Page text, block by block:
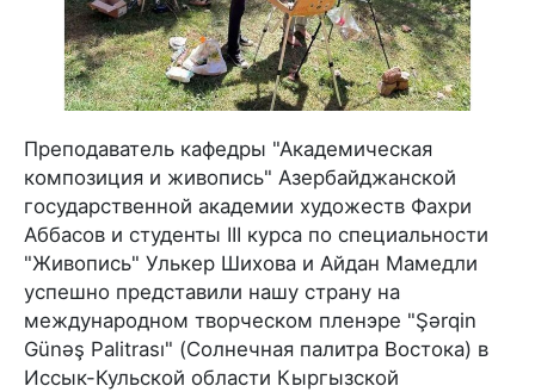
Преподаватель кафедры "Академическая
композиция и живопись" Азербайджанской
государственной академии художеств Фахри
Аббасов и студенты III курса по специальности
"Живопись" Улькер Шихова и Айдан Мамедли
успешно представили нашу страну на
международном творческом пленэре "Şərqin
Günəş Palitrası" (Солнечная палитра Востока) в
Иссык-Кульской области Кыргызской